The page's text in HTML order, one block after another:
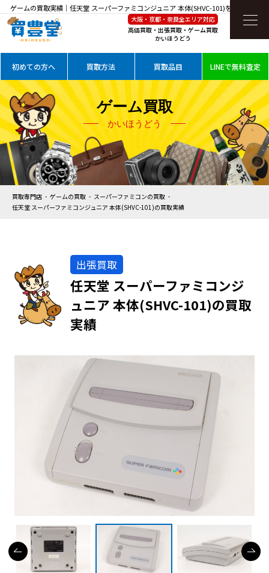
ゲームの買取実績｜任天堂 スーパーファミコンジュニア 本体(SHVC-101)を高価買取
大阪・京都・奈良全エリア対応
高価買取・出張買取・ゲーム買取
かいほうどう
初めての方へ 買取方法 買取品目 LINEで無料査定
ゲーム買取
かいほうどう
買取専門店 ゲームの買取
スーパーファミコンの買取
任天堂 スーパーファミコンジュニア 本体(SHVC-101)の買取実績
出張買取
任天堂 スーパーファミコンジ
ュニア 本体(SHVC-101)の買取
実績